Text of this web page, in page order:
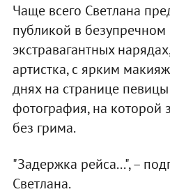
Чаще всего Светлана
публикой в безупречном
экстравагантных
артистка, с ярким
днях на странице
фотография, на которой
без грима.
"Задержка рейса...", –
Светлана.